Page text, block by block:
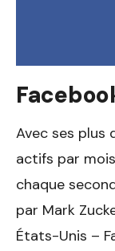
Avec ses plus
actifs par
chaque
par Mark
États-Unis –